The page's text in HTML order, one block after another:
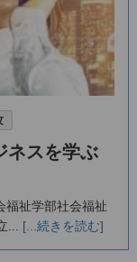
ネスを学ぶ
福祉学部社会福祉
... [...続きを読む]